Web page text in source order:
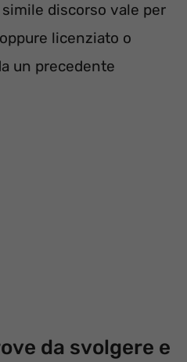
discorso vale per
licenziato o
un precedente
da svolgere e